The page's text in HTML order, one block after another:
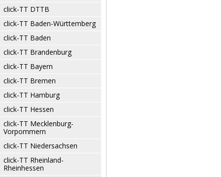
click-TT DTTB
click-TT Baden-Württemberg
click-TT Baden
click-TT Brandenburg
click-TT Bayern
click-TT Bremen
click-TT Hamburg
click-TT Hessen
click-TT Mecklenburg-
Vorpommern
click-TT Niedersachsen
click-TT Rheinland-
Rheinhessen